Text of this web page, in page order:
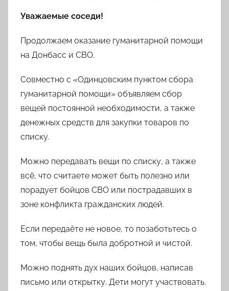
Уважаемые соседи!
Продолжаем оказание гуманитарной помощи
на Донбасс и СВО.
Совместно с «Одинцовским пунктом сбора
гуманитарной помощи» объявляем сбор
вещей постоянной необходимости, а также
денежных средств для закупки товаров по
списку.
Можно передавать вещи по списку, а также
всё, что считаете может быть полезно или
порадует бойцов СВО или пострадавших в
зоне конфликта гражданских людей.
Если передаёте не новое, то позаботьтесь о
том, чтобы вещь была добротной и чистой.
Можно поднять дух наших бойцов, написав
письмо или открытку. Дети могут участвовать.